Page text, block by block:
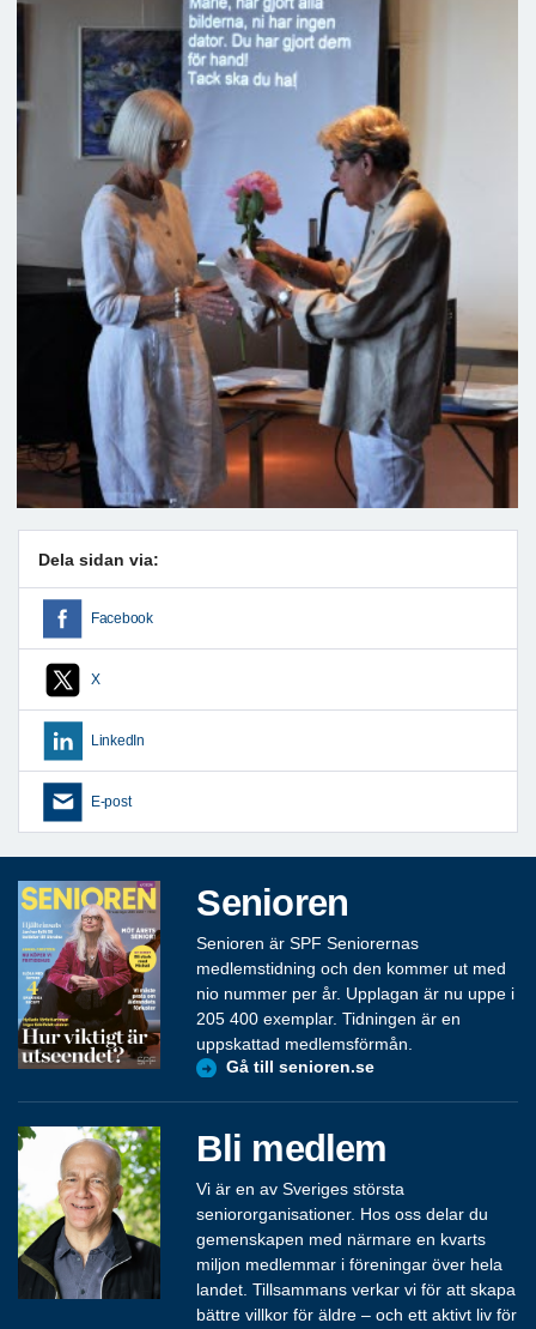
Dela sidan via:
Facebook
X
LinkedIn
E-post
Senioren
Senioren är SPF Seniorernas
medlemstidning och den kommer ut med
nio nummer per år. Upplagan är nu uppe i
205 400 exemplar. Tidningen är en
uppskattad medlemsförmån.
Gå till senioren.se
Bli medlem
Vi är en av Sveriges största
seniororganisationer. Hos oss delar du
gemenskapen med närmare en kvarts
miljon medlemmar i föreningar över hela
landet. Tillsammans verkar vi för att skapa
bättre villkor för äldre – och ett aktivt liv för